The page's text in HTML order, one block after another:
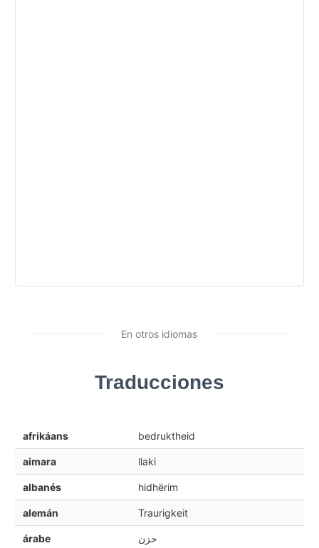
En otros idiomas
Traducciones
afrikáans bedruktheid
aimara llaki
albanés hidhërim
alemán Traurigkeit
árabe حزن